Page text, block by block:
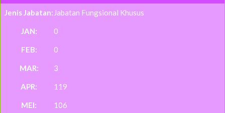
Jabatan Fungsional Khusus
0
0
3
119
106